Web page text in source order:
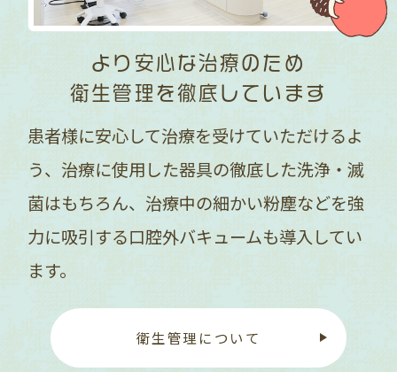
より安心な治療のため
衛生管理を徹底しています
患者様に安心して治療を受けていただけるよ
う、治療に使用した器具の徹底した洗浄・滅
菌はもちろん、治療中の細かい粉塵などを強
力に吸引する口腔外バキュームも導入してい
ます。
衛生管理について